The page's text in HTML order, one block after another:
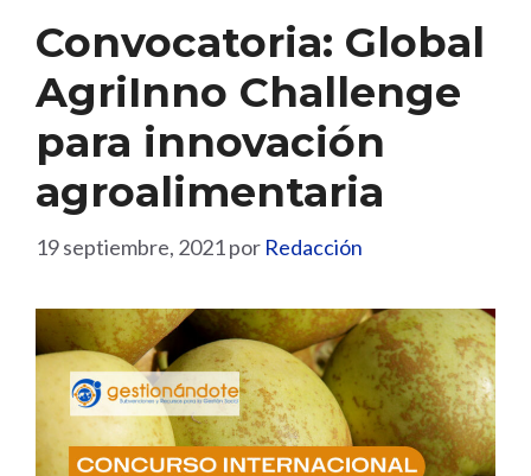
Convocatoria: Global
AgriInno Challenge
para innovación
agroalimentaria
19 septiembre, 2021por Redacción